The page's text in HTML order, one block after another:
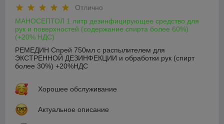
Отлично
МАНОСЕПТОЛ 1 литр дезинфицирующее средство для
рук и поверхностей (содержание спирта более 60%)
(+20% НДС)
РЕМЕДИН Спрей 750мл с распылителем для
ЭКСТРЕННОЙ ДЕЗИНФЕКЦИИ и обработки рук (спирт
более 30%) +20%НДС
Хорошее обслуживание
Актуальное описание